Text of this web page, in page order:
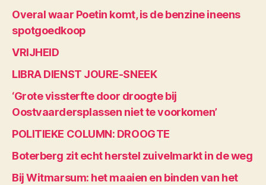
Overal waar Poetin komt, is de benzine ineens
spotgoedkoop
VRIJHEID
LIBRA DIENST JOURE-SNEEK
‘Grote vissterfte door droogte bij
Oostvaardersplassen niet te voorkomen’
POLITIEKE COLUMN: DROOGTE
Boterberg zit echt herstel zuivelmarkt in de weg
Bij Witmarsum: het maaien en binden van het